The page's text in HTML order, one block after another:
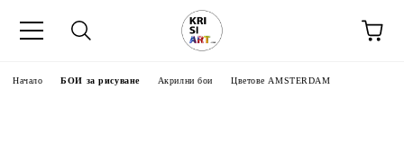
Начало БОИ за рисуване Акрилни бои Цветове AMSTERDAM